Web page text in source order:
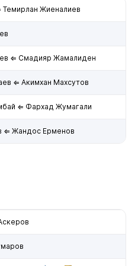
Темирлан Жиеналиев
⇐ Смадияр Жамалиден
⇐ Акимхан Махсутов
⇐ Фархад Жумагали
⇐ Жандос Ерменов